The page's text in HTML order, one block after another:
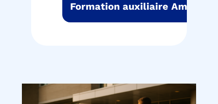
Formation auxiliaire